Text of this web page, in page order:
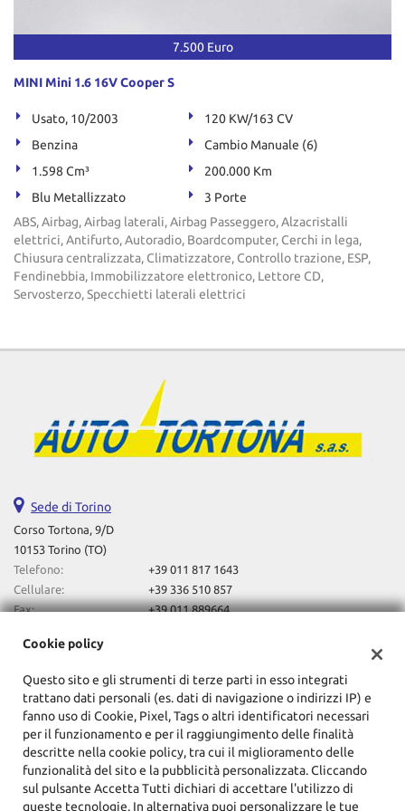
7.500 Euro
MINI Mini 1.6 16V Cooper S
Usato, 10/2003
120 KW/163 CV
Benzina
Cambio Manuale (6)
1.598 Cm³
200.000 Km
Blu Metallizzato
3 Porte
ABS, Airbag, Airbag laterali, Airbag Passeggero, Alzacristalli
elettrici, Antifurto, Autoradio, Boardcomputer, Cerchi in lega,
Chiusura centralizzata, Climatizzatore, Controllo trazione, ESP,
Fendinebbia, Immobilizzatore elettronico, Lettore CD,
Servosterzo, Specchietti laterali elettrici
Sede di Torino
Corso Tortona, 9/D
10153 Torino (TO)
Telefono:
+39 011 817 1643
Cellulare:
+39 336 510 857
Fax:
+39 011 889664
Indicazioni stradali
Dati fiscali:
F.Lli Lovero Automobili Sas Di Davide Lovero & C
Corso Tortona, 9/D, Torino (TO)
C.F/P.IVA:10857720014
Registro delle imprese:TO
Cookie policy
Questo sito e gli strumenti di terze parti in esso integrati
trattano dati personali (es. dati di navigazione o indirizzi IP) e
fanno uso di Cookie, Pixel, Tags o altri identificatori necessari
per il funzionamento e per il raggiungimento delle finalità
descritte nella cookie policy, tra cui il miglioramento delle
funzionalità del sito e la pubblicità personalizzata. Cliccando
sul pulsante Accetta Tutti dichiari di accettare l'utilizzo di
queste tecnologie. In alternativa puoi personalizzare le tue
Cookie necessari
Cookie per il miglioramento dell'esperienza utente
Cookie analitici
Cookie di marketing
Salva
le
impostazioni